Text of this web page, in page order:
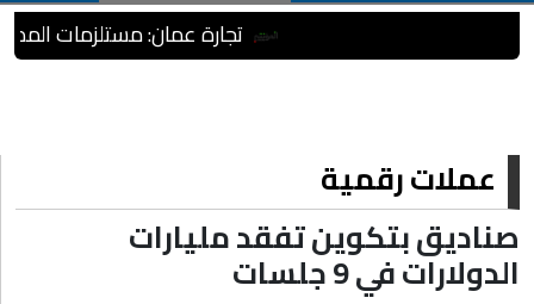
تجارة عمان: مستلزمات
عملات رقمية
صناديق بتكوين تفقد مليارات
الدولارات في 9 جلسات